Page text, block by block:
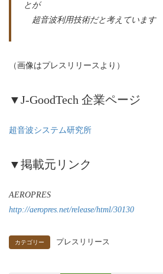
とが
超音波利用技術だと考えています
（画像はプレスリリースより）
▼J-GoodTech 企業ページ
超音波システム研究所
▼掲載元リンク
AEROPRES
http://aeropres.net/release/html/30130
カテゴリー プレスリリース